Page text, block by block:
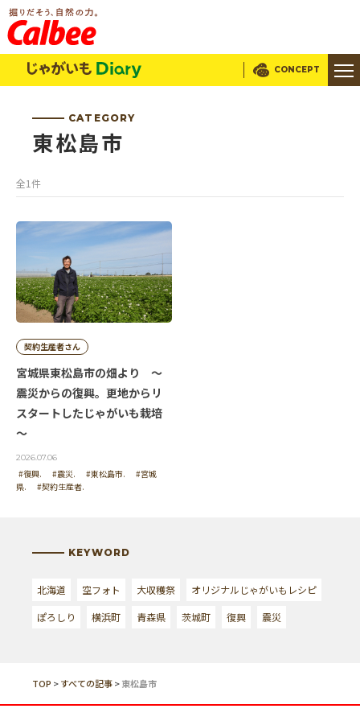
じゃがいもDialy CONCEPT
CATEGORY
東松島市
全1件
契約生産者さん
宮城県東松島市の畑より ～
震災からの復興。更地からリ
スタートしたじゃがいも栽培
～
2026.07.06
#復興. #震災. #東松島市.
#宮城
県.
#契約生産者.
KEYWORD
北海道 空フォト 大収穫祭
オリジナルじゃがいもレシピ
ぽろしり
横浜町 青森県 茨城町 復興 震災
TOP >すべての記事>東松島市